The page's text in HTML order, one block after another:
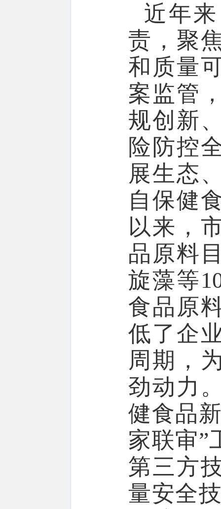
近年
责，聚
和质量
案监管
规创新
险防控
展生态
自保健
以来，
品原料
旋藻等
食品原
低了企
周期，
劲动力
健食品
家联审”
第三方
量安全